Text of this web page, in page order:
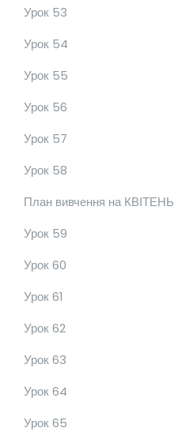
Урок 53
Урок 54
Урок 55
Урок 56
Урок 57
Урок 58
План вивчення на КВІТЕНЬ
Урок 59
Урок 60
Урок 61
Урок 62
Урок 63
Урок 64
Урок 65